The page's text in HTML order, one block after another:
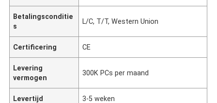
Betalingsconditie
s
L/C, T/T, Western Union
Certificering CE
Levering
vermogen
300K PCs per maand
Levertijd 3-5 weken